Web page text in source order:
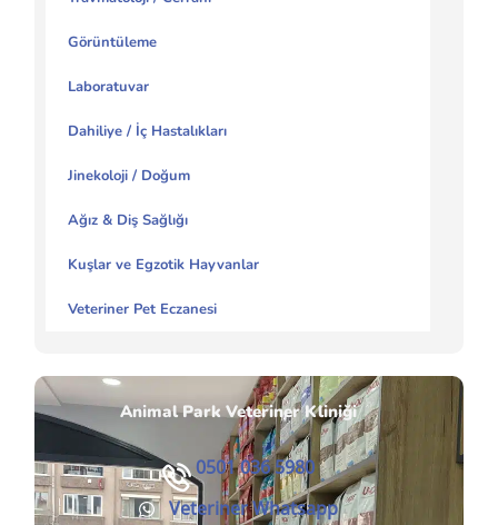
Görüntüleme
Laboratuvar
Dahiliye / İç Hastalıkları
Jinekoloji / Doğum
Ağız & Diş Sağlığı
Kuşlar ve Egzotik Hayvanlar
Veteriner Pet Eczanesi
Animal Park Veteriner Kliniği
0501 036 5980
Veteriner Whatsapp